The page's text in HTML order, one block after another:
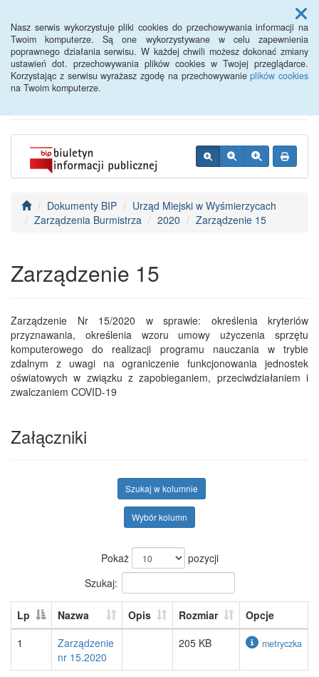
Nasz serwis wykorzystuje pliki cookies do przechowywania informacji na
Twoim komputerze. Są one wykorzystywane w celu zapewnienia
poprawnego działania serwisu. W każdej chwili możesz dokonać zmiany
ustawień dot. przechowywania plików cookies w Twojej przeglądarce.
Korzystając z serwisu wyrażasz zgodę na przechowywanieplików cookies
na Twoim komputerze.
Menu
BIP - Urząd Miejski
Wyśmierzyce
Dokumenty BIP
Urząd Miejski w Wyśmierzycach
Zarządzenia Burmistrza
2020 Zarządzenie 15
Zarządzenie 15
Zarządzenie Nr 15/2020 w sprawie: określenia kryteriów
przyznawania, określenia wzoru umowy użyczenia sprzętu
komputerowego do realizacji programu nauczania w trybie
zdalnym z uwagi na ograniczenie funkcjonowania jednostek
oświatowych w związku z zapobieganiem, przeciwdziałaniem i
zwalczaniem COVID-19
Załączniki
Szukaj w kolumnie
Wybór kolumn
Pokaż
pozycji
Szukaj:
Lp Nazwa Opis Rozmiar
Opcje
1
Zarządzenie
nr 15.2020
205 KB metryczka